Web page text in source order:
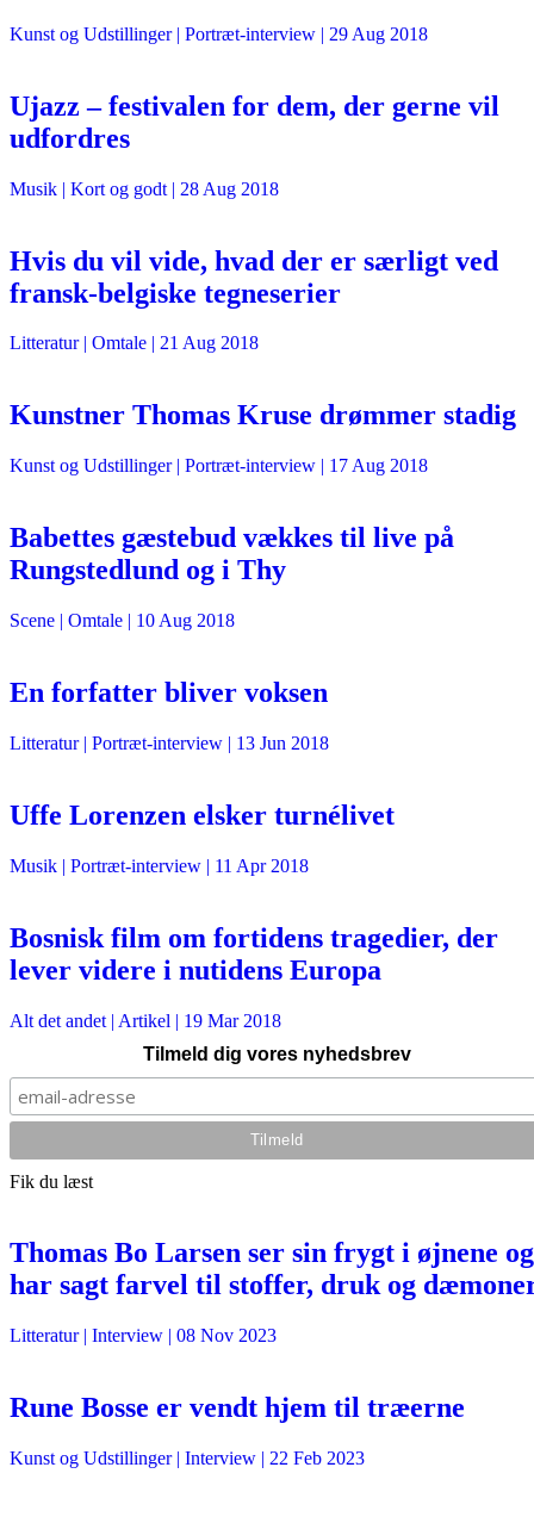
Kunst og Udstillinger| Portræt-interview | 29 Aug 2018
Ujazz – festivalen for dem, der gerne vil
udfordres
Musik | Kort og godt | 28 Aug 2018
Hvis du vil vide, hvad der er særligt ved
fransk-belgiske tegneserier
Litteratur| Omtale | 21 Aug 2018
Kunstner Thomas Kruse drømmer stadig
Kunst og Udstillinger| Portræt-interview | 17 Aug 2018
Babettes gæstebud vækkes til live på
Rungstedlund og i Thy
Scene | Omtale | 10 Aug 2018
En forfatter bliver voksen
Litteratur| Portræt-interview | 13 Jun 2018
Uffe Lorenzen elsker turnélivet
Musik | Portræt-interview | 11 Apr 2018
Bosnisk film om fortidens tragedier, der
lever videre i nutidens Europa
Alt det andet | Artikel | 19 Mar 2018
Tilmeld dig vores nyhedsbrev
Fik du læst
Thomas Bo Larsen ser sin frygt i øjnene og
har sagt farvel til stoffer, druk og
Litteratur| Interview | 08 Nov 2023
Rune Bosse er vendt hjem til træerne
Kunst og Udstillinger| Interview | 22 Feb 2023